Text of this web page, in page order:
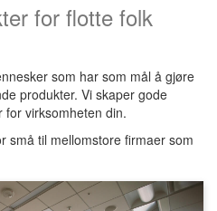
for flotte folk
som har som mål å gjøre
produkter. Vi skaper gode
virksomheten din.
små til mellomstore firmaer som